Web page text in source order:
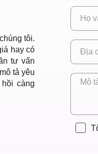
tôi.
hay có
tư vấn
tả yêu
càng